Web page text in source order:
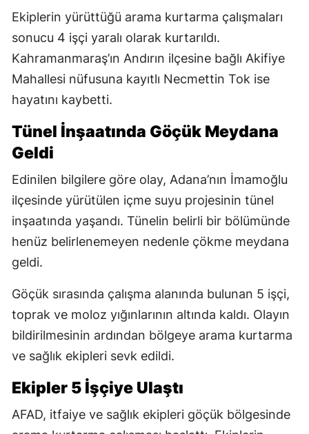
Ekiplerin yürüttüğü arama kurtarma çalışmaları
sonucu 4 işçi yaralı olarak kurtarıldı.
Kahramanmaraş’ın Andırın ilçesine bağlı Akifiye
Mahallesi nüfusuna kayıtlı Necmettin Tok ise
hayatını kaybetti.
Tünel İnşaatında Göçük Meydana
Geldi
Edinilen bilgilere göre olay, Adana’nın İmamoğlu
ilçesinde yürütülen içme suyu projesinin tünel
inşaatında yaşandı. Tünelin belirli bir bölümünde
henüz belirlenemeyen nedenle çökme meydana
geldi.
Göçük sırasında çalışma alanında bulunan 5 işçi,
toprak ve moloz yığınlarının altında kaldı. Olayın
bildirilmesinin ardından bölgeye arama kurtarma
ve sağlık ekipleri sevk edildi.
Ekipler 5 İşçiye Ulaştı
AFAD, itfaiye ve sağlık ekipleri göçük bölgesinde